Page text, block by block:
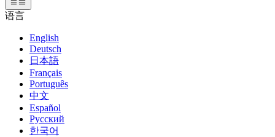
Unity 引擎
为任何平台构建2D和3D游戏
协作
与团队协作并快速迭代
下载 Unity
计划和定价
部署
3D协作
实时构建和审查3D项目
沉浸式培训
在沉浸式环境中培训
客户体验
创建互动3D体验
行业
文档
官方用户手册和API参考
开发者工具
发布版本和问题跟踪器
路线图
查看即将推出的功能
讨论
讨论、解决问题和连接
事件
全球和本地活动
社区故事
Made with Unity
展示Unity创作者
Unity Learn
免费掌握Unity技能
专业培训
通过Unity培训师提升您的团队
Unity新手
准备开始
开始您的学习
获取帮助
帮助您在Unity中取得成功
成功计划
通过专家支持更快实现目标
常见问题解答
常见问题解答
联系我们
语言
English
Deutsch
日本語
Français
Português
中文
Español
Русский
한국어